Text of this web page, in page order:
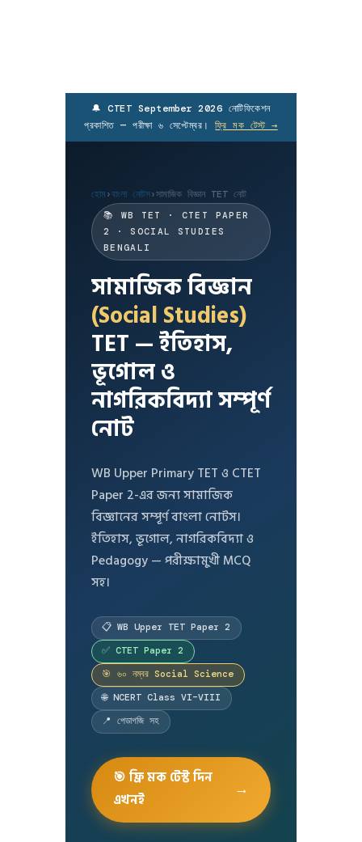
🔔 CTET September 2026 নোটিফিকেশন
প্রকাশিত — পরীক্ষা ৬ সেপ্টেম্বর।ফ্রি মক টেস্ট →
হোম ›বাংলা নোটস›সামাজিক বিজ্ঞান TET নোট
📚 WB TET · CTET PAPER
2 · SOCIAL STUDIES
BENGALI
সামাজিক বিজ্ঞান
(Social Studies)
TET — ইতিহাস,
ভূগোল ও
নাগরিকবিদ্যা সম্পূর্ণ
নোট
WB Upper Primary TET ও CTET
Paper 2-এর জন্য সামাজিক
বিজ্ঞানের সম্পূর্ণ বাংলা নোটস।
ইতিহাস, ভূগোল, নাগরিকবিদ্যা ও
Pedagogy — পরীক্ষামুখী MCQ
সহ।
📋 WB Upper TET Paper 2
✅ CTET Paper 2
🎯 ৬০ নম্বর Social Science
🌐 NCERT Class VI–VIII
📍 পেডাগজি সহ
🎯 ফ্রি মক টেস্ট দিন
এখনই
→